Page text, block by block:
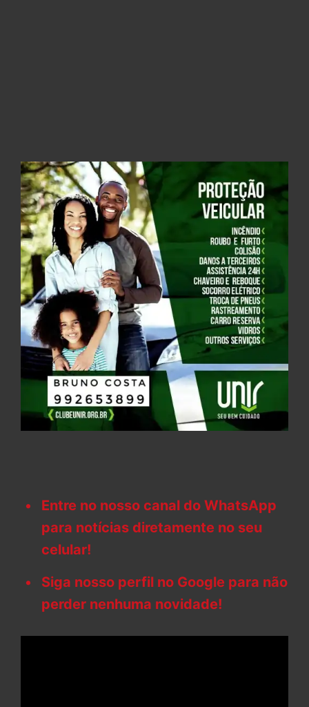
Entre no nosso canal do WhatsApp
para notícias diretamente no seu
celular!
Siga nosso perfil no Google para não
perder nenhuma novidade!